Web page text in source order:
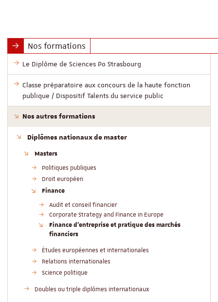
Nos formations
Le Diplôme de Sciences Po Strasbourg
Classe préparatoire aux concours de la haute fonction
publique / Dispositif Talents du service public
Nos autres formations
Diplômes nationaux de master
Masters
Politiques publiques
Droit européen
Finance
Audit et conseil financier
Corporate Strategy and Finance in Europe
Finance d'entreprise et pratique des marchés
financiers
Études européennes et internationales
Relations internationales
Science politique
Doubles ou triple diplômes internationaux